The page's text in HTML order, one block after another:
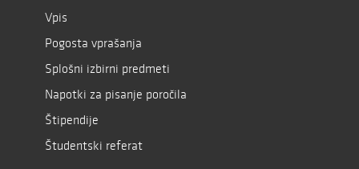
Vpis
Pogosta vprašanja
Splošni izbirni predmeti
Napotki za pisanje poročila
Štipendije
Študentski referat